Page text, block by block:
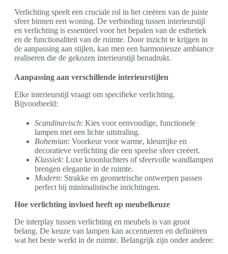
Verlichting speelt een cruciale rol in het creëren van de juiste
sfeer binnen een woning. De verbinding tussen interieurstijl
en verlichting is essentieel voor het bepalen van de esthetiek
en de functionaliteit van de ruimte. Door inzicht te krijgen in
de aanpassing aan stijlen, kan men een harmonieuze ambiance
realiseren die de gekozen interieurstijl benadrukt.
Aanpassing aan verschillende interieurstijlen
Elke interieurstijl vraagt om specifieke verlichting.
Bijvoorbeeld:
Scandinavisch: Kies voor eenvoudige, functionele
lampen met een lichte uitstraling.
Bohemian: Voorkeur voor warme, kleurrijke en
decoratieve verlichting die een speelse sfeer creëert.
Klassiek: Luxe kroonluchters of sfeervolle wandlampen
brengen elegantie in de ruimte.
Modern: Strakke en geometrische ontwerpen passen
perfect bij minimalistische inrichtingen.
Hoe verlichting invloed heeft op meubelkeuze
De interplay tussen verlichting en meubels is van groot
belang. De keuze van lampen kan accentueren en definiëren
wat het beste werkt in de ruimte. Belangrijk zijn onder andere: